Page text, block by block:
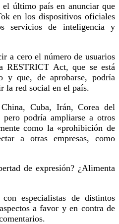
último país en anunciar que
en los dispositivos oficiales
servicios de inteligencia y
a cero el número de usuarios
Act, que se está
y que, de aprobarse, podría
la red social en el país.
Cuba, Irán, Corea del
podría ampliarse a otros
como la «prohibición de
a otras empresas, como
de expresión? ¿Alimenta
especialistas de distintos
a favor y en contra de